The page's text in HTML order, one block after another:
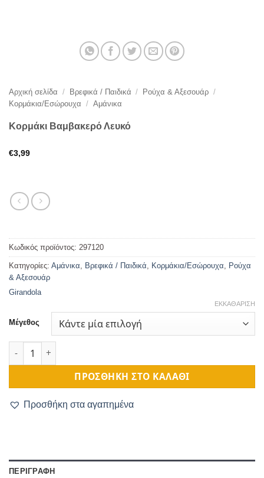
Αρχική σελίδα / Βρεφικά / Παιδικά / Ρούχα & Αξεσουάρ /
Κορμάκια/Εσώρουχα / Αμάνικα
Κορμάκι Βαμβακερό Λευκό
€3,99
Κωδικός προϊόντος: 297120
Κατηγορίες: Αμάνικα Βρεφικά / Παιδικά Κορμάκια/Εσώρουχα
Ρούχα
& Αξεσουάρ
Girandola
Μέγεθος
ΕΚΚΑΘΆΡΙΣΗ
ΠΡΟΣΘΉΚΗ ΣΤΟ ΚΑΛΆΘΙ
Προσθήκη στα αγαπημένα
ΠΕΡΙΓΡΑΦΉ